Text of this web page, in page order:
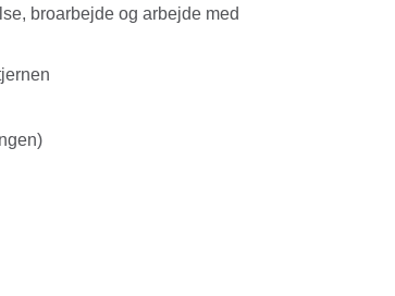
broarbejde og arbejde med